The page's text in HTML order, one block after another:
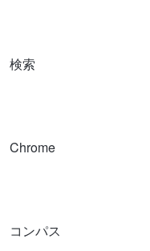
検索
Chrome
コンパス